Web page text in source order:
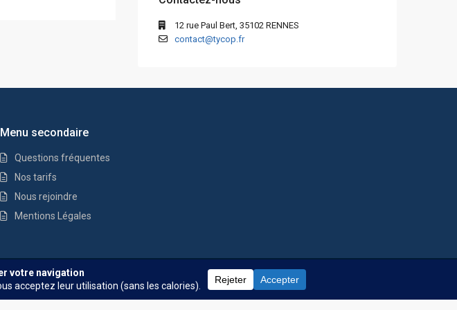
12 rue Paul Bert, 35102 RENNES
contact@tycop.fr
Menu secondaire
Questions fréquentes
Nos tarifs
Nous rejoindre
Mentions Légales
Nos tarifsNous rejoindre